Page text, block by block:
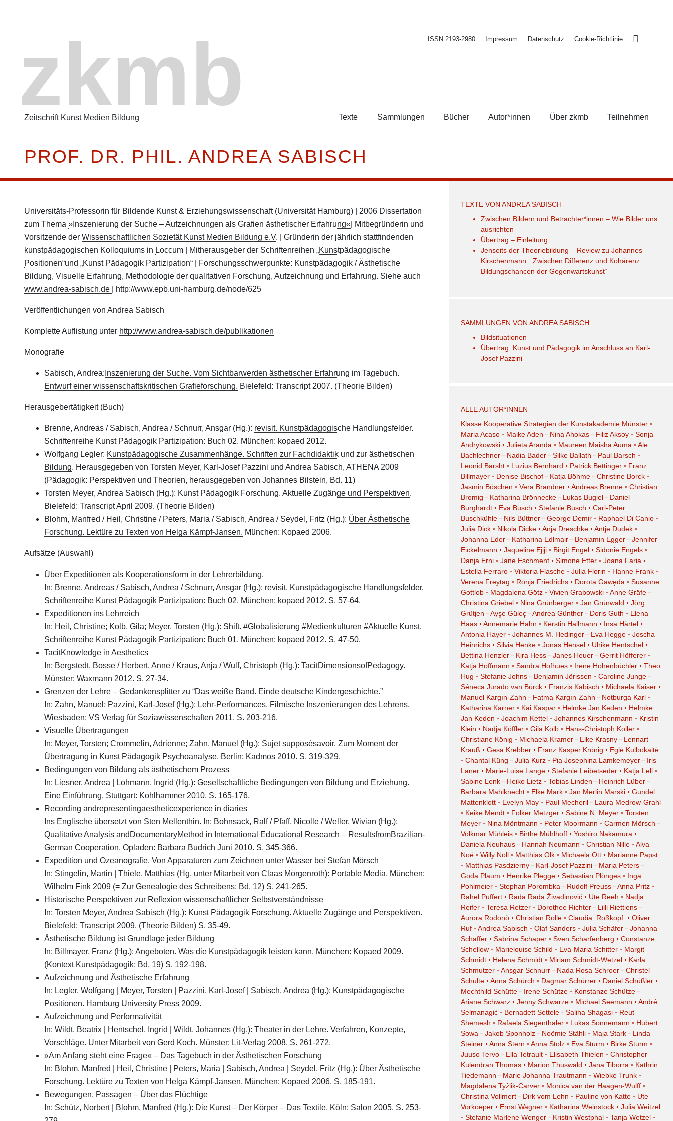
zkmb
Zeitschrift Kunst Medien Bildung
ISSN 2193-2980 Impressum Datenschutz Cookie-Richtlinie
Texte Sammlungen Bücher Autor*innen Über zkmb Teilnehmen
PROF. DR. PHIL. ANDREA SABISCH
Universitäts-Professorin für Bildende Kunst & Erziehungswissenschaft (Universität Hamburg) | 2006 Dissertation
zum Thema »Inszenierung der Suche – Aufzeichnungen als Grafien ästhetischer Erfahrung« | Mitbegründerin und
Vorsitzende der Wissenschaftlichen Sozietät Kunst Medien Bildung e.V. | Gründerin der jährlich stattfindenden
kunstpädagogischen Kolloquiums in Loccum | Mitherausgeber der Schriftenreihen „Kunstpädagogische
Positionen“und „Kunst Pädagogik Partizipation“ | Forschungsschwerpunkte: Kunstpädagogik / Ästhetische
Bildung, Visuelle Erfahrung, Methodologie der qualitativen Forschung, Aufzeichnung und Erfahrung. Siehe auch
www.andrea-sabisch.de
http://www.epb.uni-hamburg.de/node/625
Veröffentlichungen von Andrea Sabisch
Komplette Auflistung unter http://www.andrea-sabisch.de/publikationen
Monografie
Sabisch, Andrea: Inszenierung der Suche. Vom Sichtbarwerden ästhetischer Erfahrung im Tagebuch.
Entwurf einer wissenschaftskritischen Grafieforschung. Bielefeld: Transcript 2007. (Theorie Bilden)
Herausgebertätigkeit (Buch)
Brenne, Andreas / Sabisch, Andrea / Schnurr, Ansgar (Hg.): revisit. Kunstpädagogische Handlungsfelder.
Schriftenreihe Kunst Pädagogik Partizipation: Buch 02. München: kopaed 2012.
Wolfgang Legler: Kunstpädagogische Zusammenhänge. Schriften zur Fachdidaktik und zur ästhetischen
Bildung. Herausgegeben von Torsten Meyer, Karl-Josef Pazzini und Andrea Sabisch, ATHENA 2009
(Pädagogik: Perspektiven und Theorien, herausgegeben von Johannes Bilstein, Bd. 11)
Torsten Meyer, Andrea Sabisch (Hg.): Kunst Pädagogik Forschung. Aktuelle Zugänge und Perspektiven.
Bielefeld: Transcript April 2009. (Theorie Bilden)
Blohm, Manfred / Heil, Christine / Peters, Maria / Sabisch, Andrea / Seydel, Fritz (Hg.): Über Ästhetische
Forschung. Lektüre zu Texten von Helga Kämpf-Jansen. München: Kopaed 2006.
Aufsätze (Auswahl)
Über Expeditionen als Kooperationsform in der Lehrerbildung.
In: Brenne, Andreas / Sabisch, Andrea / Schnurr, Ansgar (Hg.): revisit. Kunstpädagogische Handlungsfelder.
Schriftenreihe Kunst Pädagogik Partizipation: Buch 02. München: kopaed 2012. S. 57-64.
Expeditionen ins Lehrreich
In: Heil, Christine; Kolb, Gila; Meyer, Torsten (Hg.): Shift. #Globalisierung #Medienkulturen #Aktuelle Kunst.
Schriftenreihe Kunst Pädagogik Partizipation: Buch 01. München: kopaed 2012. S. 47-50.
TacitKnowledge in Aesthetics
In: Bergstedt, Bosse / Herbert, Anne / Kraus, Anja / Wulf, Christoph (Hg.): TacitDimensionsofPedagogy.
Münster: Waxmann 2012. S. 27-34.
Grenzen der Lehre – Gedankensplitter zu “Das weiße Band. Einde deutsche Kindergeschichte.”
In: Zahn, Manuel; Pazzini, Karl-Josef (Hg.): Lehr-Performances. Filmische Inszenierungen des Lehrens.
Wiesbaden: VS Verlag für Soziawissenschaften 2011. S. 203-216.
Visuelle Übertragungen
In: Meyer, Torsten; Crommelin, Adrienne; Zahn, Manuel (Hg.): Sujet supposésavoir. Zum Moment der
Übertragung in Kunst Pädagogik Psychoanalyse, Berlin: Kadmos 2010. S. 319-329.
Bedingungen von Bildung als ästhetischem Prozess
In: Liesner, Andrea | Lohmann, Ingrid (Hg.): Gesellschaftliche Bedingungen von Bildung und Erziehung.
Eine Einführung. Stuttgart: Kohlhammer 2010. S. 165-176.
Recording andrepresentingaestheticexperience in diaries
Ins Englische übersetzt von Sten Mellenthin. In: Bohnsack, Ralf / Pfaff, Nicolle / Weller, Wivian (Hg.):
Qualitative Analysis andDocumentaryMethod in International Educational Research – ResultsfromBrazilian-
German Cooperation. Opladen: Barbara Budrich Juni 2010. S. 345-366.
Expedition und Ozeanografie. Von Apparaturen zum Zeichnen unter Wasser bei Stefan Mörsch
In: Stingelin, Martin | Thiele, Matthias (Hg. unter Mitarbeit von Claas Morgenroth): Portable Media, München:
Wilhelm Fink 2009 (= Zur Genealogie des Schreibens; Bd. 12) S. 241-265.
Historische Perspektiven zur Reflexion wissenschaftlicher Selbstverständnisse
In: Torsten Meyer, Andrea Sabisch (Hg.): Kunst Pädagogik Forschung. Aktuelle Zugänge und Perspektiven.
Bielefeld: Transcript 2009. (Theorie Bilden) S. 35-49.
Ästhetische Bildung ist Grundlage jeder Bildung
In: Billmayer, Franz (Hg.): Angeboten. Was die Kunstpädagogik leisten kann. München: Kopaed 2009.
(Kontext Kunstpädagogik; Bd. 19) S. 192-198.
Aufzeichnung und Ästhetische Erfahrung
In: Legler, Wolfgang | Meyer, Torsten | Pazzini, Karl-Josef | Sabisch, Andrea (Hg.): Kunstpädagogische
Positionen. Hamburg University Press 2009.
Aufzeichnung und Performativität
In: Wildt, Beatrix | Hentschel, Ingrid | Wildt, Johannes (Hg.): Theater in der Lehre. Verfahren, Konzepte,
Vorschläge. Unter Mitarbeit von Gerd Koch. Münster: Lit-Verlag 2008. S. 261-272.
»Am Anfang steht eine Frage« – Das Tagebuch in der Ästhetischen Forschung
In: Blohm, Manfred | Heil, Christine | Peters, Maria | Sabisch, Andrea | Seydel, Fritz (Hg.): Über Ästhetische
Forschung. Lektüre zu Texten von Helga Kämpf-Jansen. München: Kopaed 2006. S. 185-191.
Bewegungen, Passagen – Über das Flüchtige
In: Schütz, Norbert | Blohm, Manfred (Hg.): Die Kunst – Der Körper – Das Textile. Köln: Salon 2005. S. 253-
TEXTE VON ANDREA SABISCH
Zwischen Bildern und Betrachter*innen – Wie Bilder uns
ausrichten
Übertrag – Einleitung
Jenseits der Theoriebildung – Review zu Johannes
Kirschenmann: „Zwischen Differenz und Kohärenz.
Bildungschancen der Gegenwartskunst“
SAMMLUNGEN VON ANDREA SABISCH
Bildsituationen
Übertrag. Kunst und Pädagogik im Anschluss an Karl-
Josef Pazzini
ALLE AUTOR*INNEN
Klasse Kooperative Strategien der Kunstakademie Münster ◦
Maria Acaso ◦ Maike Aden ◦ Nina Ahokas ◦ Filiz Aksoy ◦ Sonja
Andrykowski ◦ Julieta Aranda ◦ Maureen Maisha Auma ◦Ale
Bachlechner ◦ Nadia Bader ◦ Silke Ballath ◦ Paul Barsch ◦
Leonid Barsht ◦ Luzius Bernhard ◦ Patrick Bettinger ◦ Franz
Billmayer ◦ Denise Bischof ◦ Katja Böhme ◦ Christine Borck ◦
Jasmin Böschen ◦ Vera Brandner ◦Andreas Brenne ◦ Christian
Bromig ◦ Katharina Brönnecke ◦ Lukas Bugiel ◦ Daniel
Burghardt ◦ Eva Busch ◦ Stefanie Busch ◦ Carl-Peter
Buschkühle ◦ Nils Büttner ◦ George Demir ◦ Raphael Di Canio ◦
Julia Dick ◦ Nikola Dicke ◦Anja Dreschke ◦Antje Dudek ◦
Johanna Eder ◦ Katharina Edlmair ◦ Benjamin Egger ◦ Jennifer
Eickelmann ◦ Jaqueline Ejiji ◦ Birgit Engel ◦ Sidonie Engels ◦
Danja Erni ◦ Jane Eschment ◦ Simone Etter ◦ Joana Faria ◦
Estella Ferraro ◦ Viktoria Flasche ◦ Julia Florin ◦ Hanne Frank ◦
Verena Freytag ◦ Ronja Friedrichs ◦ Dorota Gawęda ◦ Susanne
Gottlob ◦ Magdalena Götz ◦ Vivien Grabowski ◦Anne Gräfe ◦
Christina Griebel ◦ Nina Grünberger ◦ Jan Grünwald ◦ Jörg
Grütjen ◦Ayşe Güleç ◦Andrea Günther ◦ Doris Guth ◦ Elena
Haas ◦Annemarie Hahn ◦ Kerstin Hallmann ◦ Insa Härtel ◦
Antonia Hayer ◦ Johannes M. Hedinger ◦ Eva Hegge ◦ Joscha
Heinrichs ◦ Silvia Henke ◦ Jonas Hensel ◦ Ulrike Hentschel ◦
Bettina Henzler ◦ Kira Hess ◦ Janes Heuer ◦ Gerrit Höfferer ◦
Katja Hoffmann ◦ Sandra Hofhues ◦ Irene Hohenbüchler ◦ Theo
Hug ◦ Stefanie Johns ◦ Benjamin Jörissen ◦ Caroline Junge ◦
Séneca Jurado van Bürck ◦ Franzis Kabisch ◦ Michaela Kaiser ◦
Manuel Kargın-Zahn ◦ Fatma Kargın-Zahn ◦ Notburga Karl ◦
Katharina Karner ◦ Kai Kaspar ◦ Helmke Jan Keden ◦ Helmke
Jan Keden ◦ Joachim Kettel ◦ Johannes Kirschenmann ◦ Kristin
Klein ◦ Nadja Köffler ◦ Gila Kolb ◦ Hans-Christoph Koller ◦
Christiane König ◦ Michaela Kramer ◦ Elke Krasny ◦ Lennart
Krauß ◦ Gesa Krebber ◦ Franz Kasper Krönig ◦ Eglė Kulbokaitė
◦ Chantal Küng ◦ Julia Kurz ◦ Pia Josephina Lamkemeyer ◦ Iris
Laner ◦ Marie-Luise Lange ◦ Stefanie Leibetseder ◦ Katja Lell ◦
Sabine Lenk ◦ Heiko Lietz ◦ Tobias Linden ◦ Heinrich Lüber ◦
Barbara Mahlknecht ◦ Elke Mark ◦ Jan Merlin Marski ◦ Gundel
Mattenklott ◦ Evelyn May ◦ Paul Mecheril ◦ Laura Medrow-Grahl
◦ Keike Mendt ◦ Folker Metzger ◦ Sabine N. Meyer ◦ Torsten
Meyer ◦ Nina Möntmann ◦ Peter Moormann ◦ Carmen Mörsch ◦
Volkmar Mühleis ◦ Birthe Mühlhoff ◦ Yoshiro Nakamura ◦
Daniela Neuhaus ◦ Hannah Neumann ◦ Christian Nille ◦Alva
Noë ◦ Willy Noll ◦ Matthias Olk ◦ Michaela Ott ◦ Marianne Papst
◦ Matthias Pasdzierny ◦ Karl-Josef Pazzini ◦ Maria Peters ◦
Goda Plaum ◦ Henrike Plegge ◦ Sebastian Plönges ◦ Inga
Pohlmeier ◦ Stephan Porombka ◦ Rudolf Preuss ◦Anna Pritz ◦
Rahel Puffert ◦ Rada Rada Živadinović ◦ Ute Reeh ◦ Nadja
Reifer ◦ Teresa Retzer ◦ Dorothee Richter ◦ Lilli Riettiens ◦
Aurora Rodonò ◦ Christian Rolle ◦ Claudia Roßkopf ◦ Oliver
Ruf ◦Andrea Sabisch ◦ Olaf Sanders ◦ Julia Schäfer ◦ Johanna
Schaffer ◦ Sabrina Schaper ◦ Sven Scharfenberg ◦ Constanze
Schellow ◦ Marielouise Schild ◦ Eva-Maria Schitter ◦ Margit
Schmidt ◦ Helena Schmidt ◦ Miriam Schmidt-Wetzel ◦ Karla
Schmutzer ◦Ansgar Schnurr ◦ Nada Rosa Schroer ◦ Christel
Schulte ◦Anna Schürch ◦ Dagmar Schürrer ◦ Daniel Schüßler ◦
Mechthild Schütte ◦ Irene Schütze ◦ Konstanze Schütze ◦
Ariane Schwarz ◦ Jenny Schwarze ◦ Michael Seemann ◦André
Selmanagić ◦ Bernadett Settele ◦ Saliha Shagasi ◦ Reut
Shemesh ◦ Rafaela Siegenthaler ◦ Lukas Sonnemann ◦ Hubert
Sowa ◦ Jakob Sponholz ◦ Noëmie Stähli ◦ Maja Stark ◦ Linda
Steiner ◦Anna Stern ◦Anna Stolz ◦ Eva Sturm ◦ Birke Sturm ◦
Juuso Tervo ◦ Ella Tetrault ◦ Elisabeth Thielen ◦ Christopher
Kulendran Thomas ◦ Marion Thuswald ◦ Jana Tiborra ◦ Kathrin
Tiedemann ◦ Marie Johanna Trautmann ◦ Wiebke Trunk ◦
Magdalena Tyżlik-Carver ◦ Monica van der Haagen-Wulff ◦
Christina Vollmert ◦ Dirk vom Lehn ◦ Pauline von Katte ◦ Ute
Vorkoeper ◦ Ernst Wagner ◦ Katharina Weinstock ◦ Julia Weitzel
◦ Stefanie Marlene Wenger ◦ Kristin Westphal ◦ Tanja Wetzel ◦